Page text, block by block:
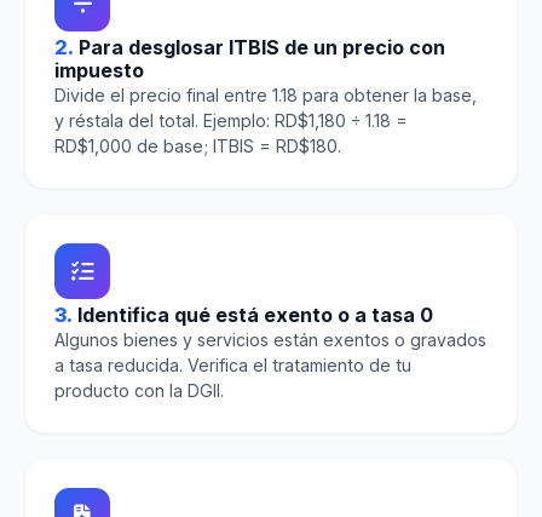
2. Para desglosar ITBIS de un precio con
impuesto
Divide el precio final entre 1.18 para obtener la base,
y réstala del total. Ejemplo: RD$1,180 ÷ 1.18 =
RD$1,000 de base; ITBIS = RD$180.
3. Identifica qué está exento o a tasa 0
Algunos bienes y servicios están exentos o gravados
a tasa reducida. Verifica el tratamiento de tu
producto con la DGII.